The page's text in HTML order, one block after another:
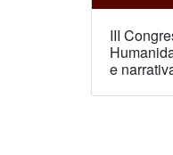
III
e